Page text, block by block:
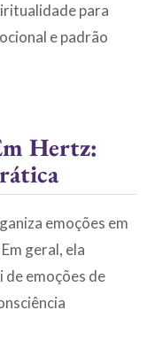
para
e padrão
Hertz:
emoções em
geral, ela
de emoções de